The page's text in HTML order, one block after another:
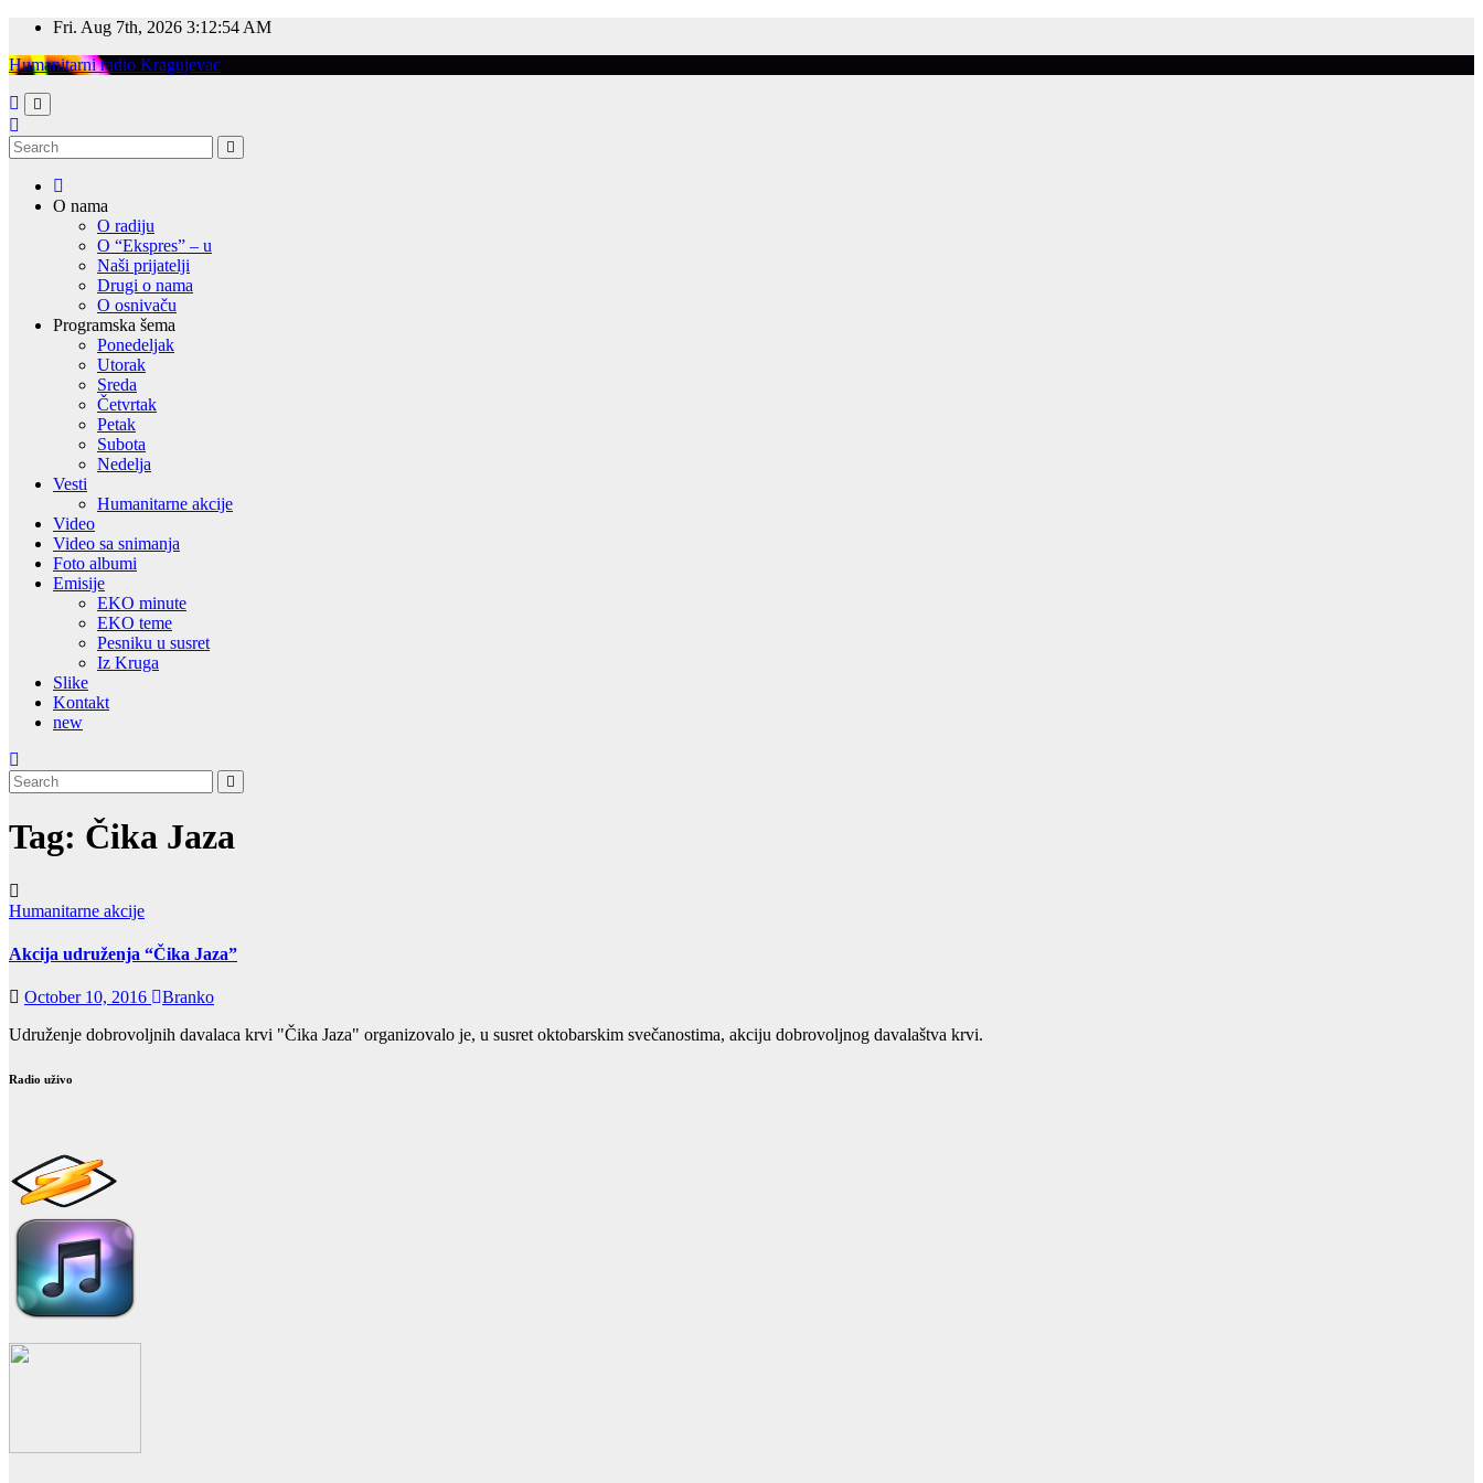
Skip
content
Fri. Aug 7th, 2026 3:12:55 AM
Humanitarni radio Kragujevac
O nama
O radiju
O “Ekspres” – u
Naši prijatelji
Drugi o nama
O osnivaču
Programska šema
Ponedeljak
Utorak
Sreda
Četvrtak
Petak
Subota
Nedelja
Vesti
Humanitarne akcije
Video
Video sa snimanja
Foto albumi
Emisije
EKO minute
EKO teme
Pesniku u susret
Iz Kruga
Slike
Kontakt
new
Tag: Čika Jaza
Humanitarne akcije
Akcija udruženja “Čika Jaza”
October 10, 2016
Branko
Udruženje dobrovoljnih davalaca krvi "Čika Jaza" organizovalo je, u susret oktobarskim svečanostima, akciju dobrovoljnog davalaštva krvi.
Radio uživo